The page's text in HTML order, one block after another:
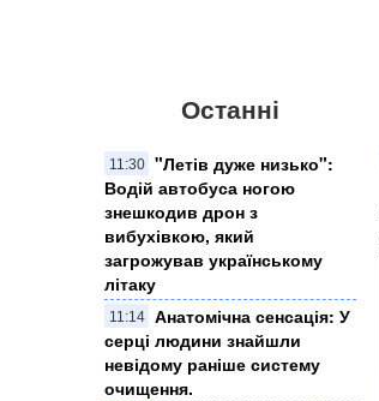
Останні
11:30
"Летів дуже низько":
Водій автобуса ногою
знешкодив дрон з
вибухівкою, який
загрожував українському
літаку
11:14
Анатомічна сенсація: У
серці людини знайшли
невідому раніше систему
очищення.